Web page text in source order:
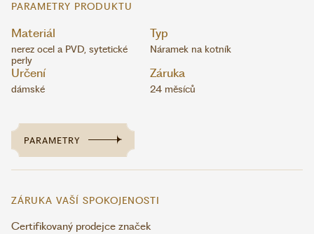
PARAMETRY PRODUKTU
Materiál
nerez ocel a PVD, sytetické
perly
Typ
Náramek na kotník
Určení
dámské
Záruka
24 měsíců
PARAMETRY
ZÁRUKA VAŠÍ SPOKOJENOSTI
Certifikovaný prodejce značek